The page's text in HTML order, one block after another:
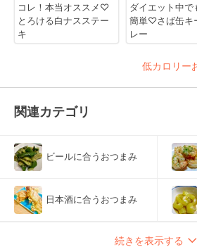
コレ！本当オススメ♡
とろける白ナスステー
キ
ダイエット中
簡単♡さば缶キ
レー
低カロリー
関連カテゴリ
ビールに合うおつまみ
日本酒に合うおつまみ
続きを表示する